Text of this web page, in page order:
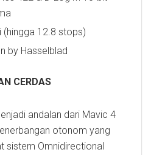
(hingga 12.8 stops)
by Hasselblad
CERDAS
andalan dari Mavic 4
otonom yang
sistem Omnidirectional